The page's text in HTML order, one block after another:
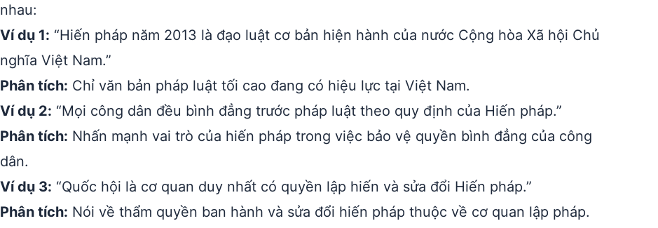
nhau:
Ví dụ 1: “Hiến pháp năm 2013 là đạo luật cơ bản hiện hành của nước Cộng hòa Xã hội Chủ
nghĩa Việt Nam.”
Phân tích: Chỉ văn bản pháp luật tối cao đang có hiệu lực tại Việt Nam.
Ví dụ 2: “Mọi công dân đều bình đẳng trước pháp luật theo quy định của Hiến pháp.”
Phân tích: Nhấn mạnh vai trò của hiến pháp trong việc bảo vệ quyền bình đẳng của công
dân.
Ví dụ 3: “Quốc hội là cơ quan duy nhất có quyền lập hiến và sửa đổi Hiến pháp.”
Phân tích: Nói về thẩm quyền ban hành và sửa đổi hiến pháp thuộc về cơ quan lập pháp.